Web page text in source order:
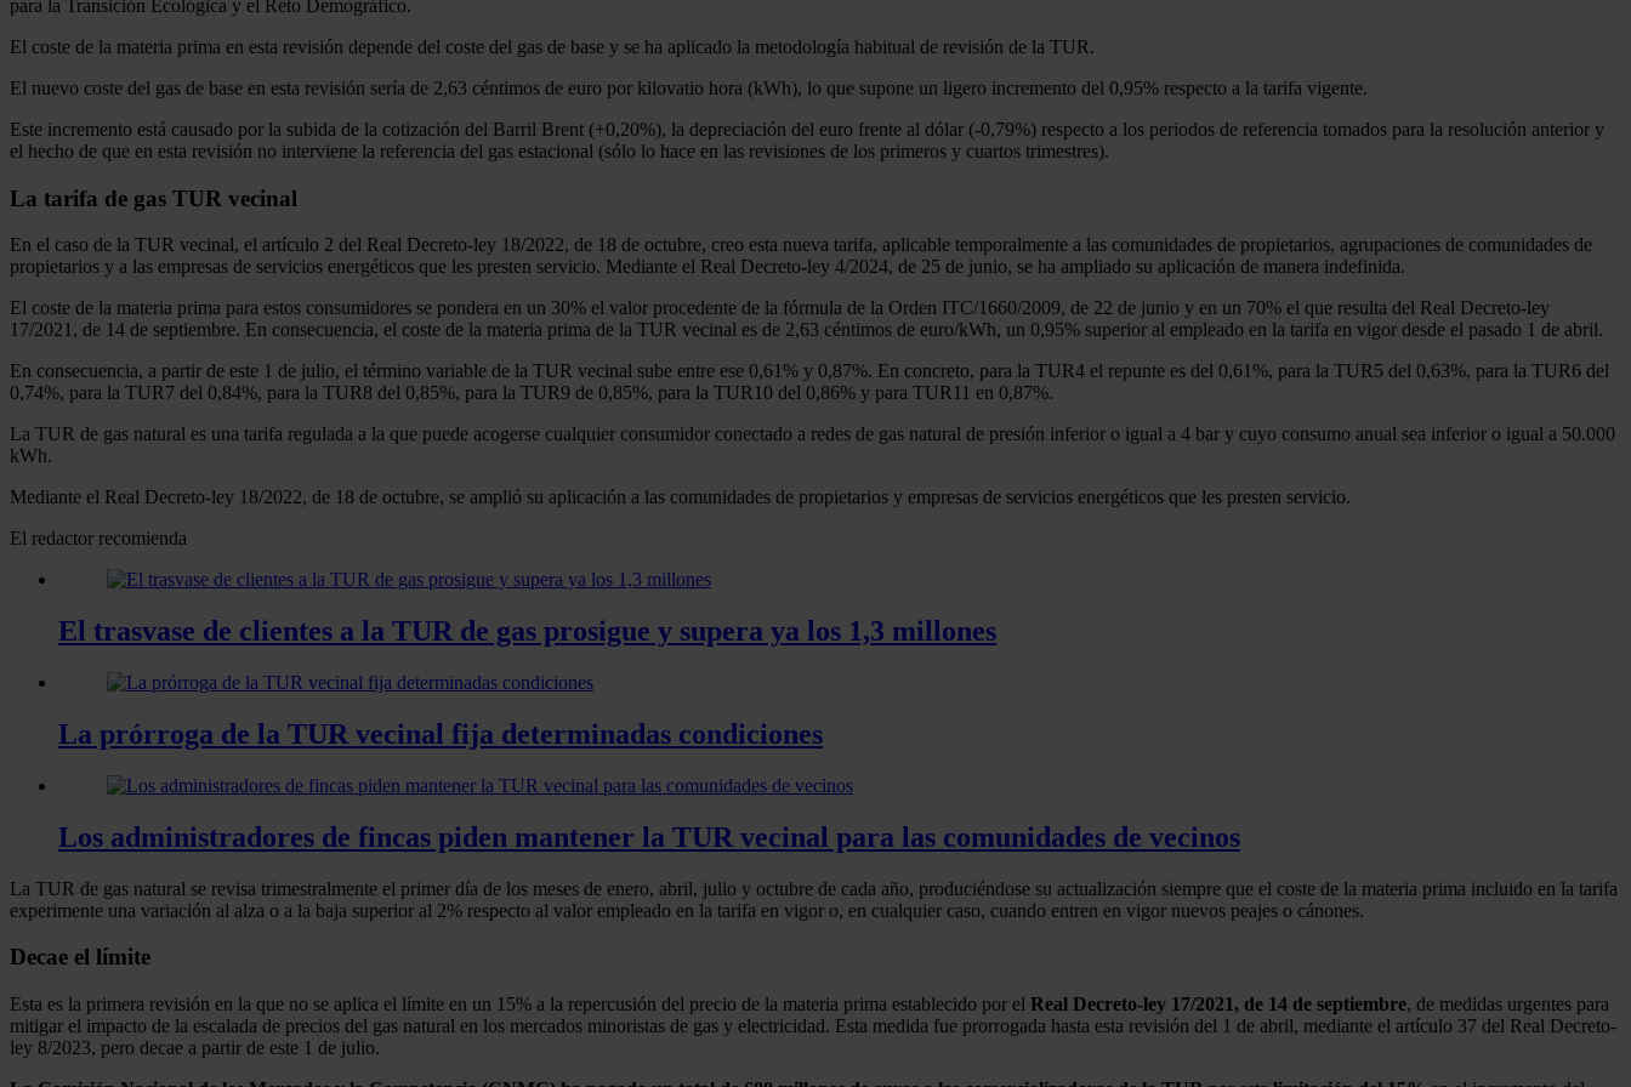
para la Transición Ecológica y el Reto Demográfico.
El coste de la materia prima en esta revisión depende del coste del gas de base y se ha aplicado la metodología habitual de revisión de la TUR.
El nuevo coste del gas de base en esta revisión sería de 2,63 céntimos de euro por kilovatio hora (kWh), lo que supone un ligero incremento del 0,95% respecto a la tarifa vigente.
Este incremento está causado por la subida de la cotización del Barril Brent (+0,20%), la depreciación del euro frente al dólar (-0,79%) respecto a los periodos de referencia tomados para la resolución anterior y
el hecho de que en esta revisión no interviene la referencia del gas estacional (sólo lo hace en las revisiones de los primeros y cuartos trimestres).
La tarifa de gas TUR vecinal
En el caso de la TUR vecinal, el artículo 2 del Real Decreto-ley 18/2022, de 18 de octubre, creo esta nueva tarifa, aplicable temporalmente a las comunidades de propietarios, agrupaciones de comunidades de
propietarios y a las empresas de servicios energéticos que les presten servicio. Mediante el Real Decreto-ley 4/2024, de 25 de junio, se ha ampliado su aplicación de manera indefinida.
El coste de la materia prima para estos consumidores se pondera en un 30% el valor procedente de la fórmula de la Orden ITC/1660/2009, de 22 de junio y en un 70% el que resulta del Real Decreto-ley
17/2021, de 14 de septiembre. En consecuencia, el coste de la materia prima de la TUR vecinal es de 2,63 céntimos de euro/kWh, un 0,95% superior al empleado en la tarifa en vigor desde el pasado 1 de abril.
En consecuencia, a partir de este 1 de julio, el término variable de la TUR vecinal sube entre ese 0,61% y 0,87%. En concreto, para la TUR4 el repunte es del 0,61%, para la TUR5 del 0,63%, para la TUR6 del
0,74%, para la TUR7 del 0,84%, para la TUR8 del 0,85%, para la TUR9 de 0,85%, para la TUR10 del 0,86% y para TUR11 en 0,87%.
La TUR de gas natural es una tarifa regulada a la que puede acogerse cualquier consumidor conectado a redes de gas natural de presión inferior o igual a 4 bar y cuyo consumo anual sea inferior o igual a 50.000
kWh.
Mediante el Real Decreto-ley 18/2022, de 18 de octubre, se amplió su aplicación a las comunidades de propietarios y empresas de servicios energéticos que les presten servicio.
El redactor recomienda
El trasvase de clientes a la TUR de gas prosigue y supera ya los 1,3 millones
La prórroga de la TUR vecinal fija determinadas condiciones
Los administradores de fincas piden mantener la TUR vecinal para las comunidades de vecinos
La TUR de gas natural se revisa trimestralmente el primer día de los meses de enero, abril, julio y octubre de cada año, produciéndose su actualización siempre que el coste de la materia prima incluido en la tarifa
experimente una variación al alza o a la baja superior al 2% respecto al valor empleado en la tarifa en vigor o, en cualquier caso, cuando entren en vigor nuevos peajes o cánones.
Decae el límite
Esta es la primera revisión en la que no se aplica el límite en un 15% a la repercusión del precio de la materia prima establecido por el Real Decreto-ley 17/2021, de 14 de septiembre, de medidas urgentes para
mitigar el impacto de la escalada de precios del gas natural en los mercados minoristas de gas y electricidad. Esta medida fue prorrogada hasta esta revisión del 1 de abril, mediante el artículo 37 del Real Decreto-
ley 8/2023, pero decae a partir de este 1 de julio.